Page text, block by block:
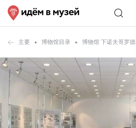
主要 博物馆目录 博物馆 下诺夫哥罗德